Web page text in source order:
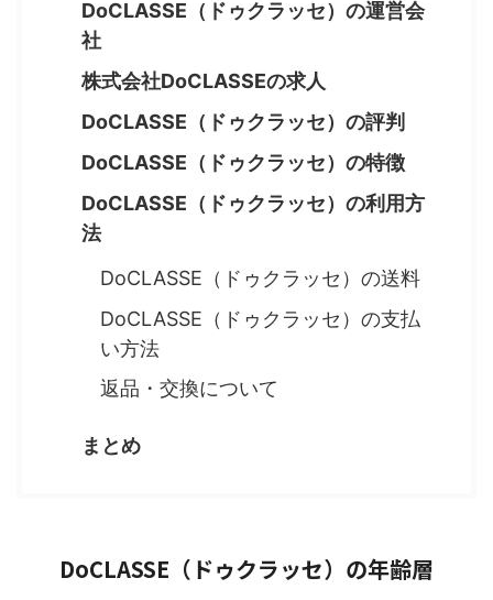
DoCLASSE（ドゥクラッセ）の運営会
社
株式会社DoCLASSEの求人
DoCLASSE（ドゥクラッセ）の評判
DoCLASSE（ドゥクラッセ）の特徴
DoCLASSE（ドゥクラッセ）の利用方
法
DoCLASSE（ドゥクラッセ）の送料
DoCLASSE（ドゥクラッセ）の支払
い方法
返品・交換について
まとめ
DoCLASSE（ドゥクラッセ）の年齢層